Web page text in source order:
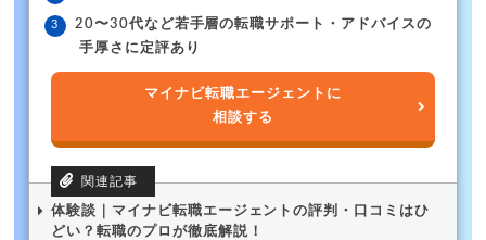
20〜30代など若手層の転職サポート・アドバイスの
手厚さに定評あり
マイナビ転職エージェントに
相談する
体験談｜マイナビ転職エージェントの評判・口コミはひ
どい？転職のプロが徹底解説！